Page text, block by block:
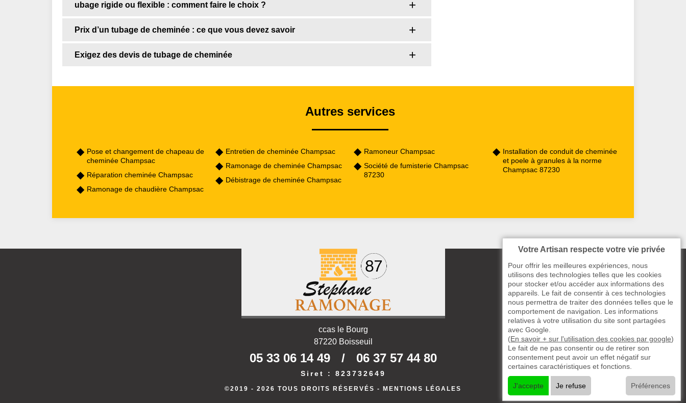
ubage rigide ou flexible : comment faire le choix ?
Prix d’un tubage de cheminée : ce que vous devez savoir
Exigez des devis de tubage de cheminée
Autres services
Pose et changement de chapeau de
cheminée Champsac
Réparation cheminée Champsac
Ramonage de chaudière Champsac
Entretien de cheminée Champsac
Ramonage de cheminée Champsac
Débistrage de cheminée Champsac
Ramoneur Champsac
Société de fumisterie Champsac
87230
Installation de conduit de cheminée
et poele à granules à la norme
Champsac 87230
ccas le Bourg
87220 Boisseuil
05 33 06 14 49 / 06 37 57 44 80
Siret : 823732649
©2019 - 2026 TOUS DROITS RÉSERVÉS - MENTIONS LÉGALES
Votre Artisan respecte votre vie privée
Pour offrir les meilleures expériences, nous
utilisons des technologies telles que les cookies
pour stocker et/ou accéder aux informations des
appareils. Le fait de consentir à ces technologies
nous permettra de traiter des données telles que le
comportement de navigation. Les informations
relatives à votre utilisation du site sont partagées
avec Google.
(En savoir + sur l'utilisation des cookies par google)
Le fait de ne pas consentir ou de retirer son
consentement peut avoir un effet négatif sur
certaines caractéristiques et fonctions.
J'accepte Je refuse Préférences